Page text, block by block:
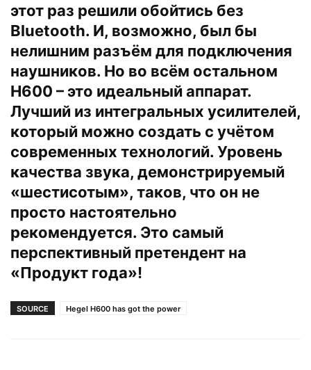
этот раз решили обойтись без
Bluetooth. И, возможно, был бы
нелишним разъём для подключения
наушников. Но во всём остальном
H600 – это идеальный аппарат.
Лучший из интегральных усилителей,
который можно создать с учётом
современных технологий. Уровень
качества звука, демонстрируемый
«шестисотым», таков, что он не
просто настоятельно
рекомендуется. Это самый
перспективный претендент на
«Продукт года»!
SOURCE Hegel H600 has got the power